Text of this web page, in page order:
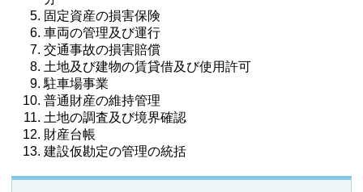
固定資産の損害保険
車両の管理及び運行
交通事故の損害賠償
土地及び建物の賃貸借及び使用許可
駐車場事業
普通財産の維持管理
土地の調査及び境界確認
財産台帳
建設仮勘定の管理の統括